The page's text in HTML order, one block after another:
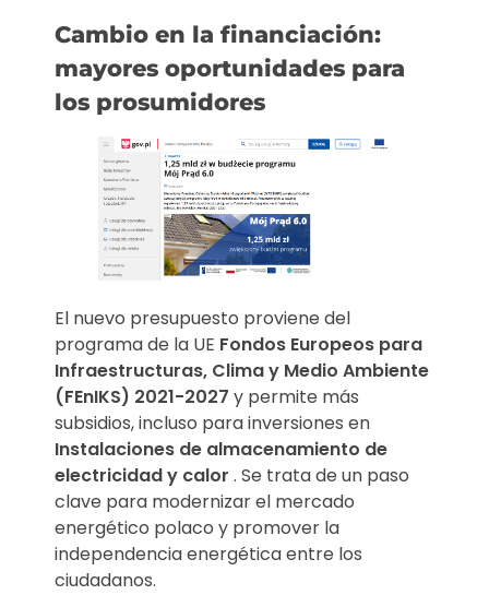
Cambio en la financiación:
mayores oportunidades para
los prosumidores
El nuevo presupuesto proviene del
programa de la UE Fondos Europeos para
Infraestructuras, Clima y Medio Ambiente
(FEnIKS) 2021-2027 y permite más
subsidios, incluso para inversiones en
Instalaciones de almacenamiento de
electricidad y calor . Se trata de un paso
clave para modernizar el mercado
energético polaco y promover la
independencia energética entre los
ciudadanos.